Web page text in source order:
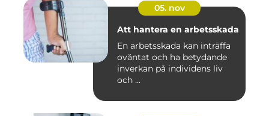
05. nov
Att hantera en arbetsskada
En arbetsskada kan inträffa
oväntat och ha betydande
inverkan på individens liv
och ...